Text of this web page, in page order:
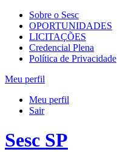
Sobre o Sesc
OPORTUNIDADES
LICITAÇÕES
Credencial Plena
Política de Privacidade
Meu perfil
Meu perfil
Sair
Sesc SP